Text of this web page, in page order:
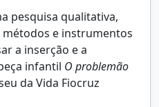
pesquisa qualitativa,
e instrumentos
a inserção e a
infantil O problemão
da Vida Fiocruz